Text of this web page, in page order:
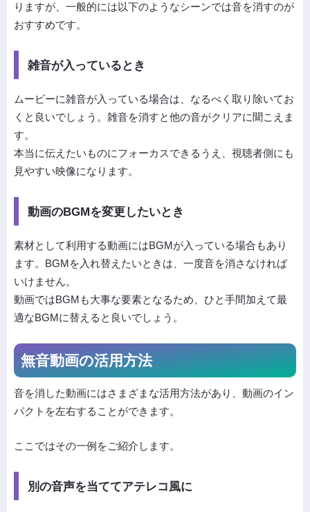
りますが、一般的には以下のようなシーンでは音を消すのが
おすすめです。
雑音が入っているとき
ムービーに雑音が入っている場合は、なるべく取り除いてお
くと良いでしょう。雑音を消すと他の音がクリアに聞こえま
す。
本当に伝えたいものにフォーカスできるうえ、視聴者側にも
見やすい映像になります。
動画のBGMを変更したいとき
素材として利用する動画にはBGMが入っている場合もあり
ます。BGMを入れ替えたいときは、一度音を消さなければ
いけません。
動画ではBGMも大事な要素となるため、ひと手間加えて最
適なBGMに替えると良いでしょう。
無音動画の活用方法
音を消した動画にはさまざまな活用方法があり、動画のイン
パクトを左右することができます。
ここではその一例をご紹介します。
別の音声を当ててアテレコ風に